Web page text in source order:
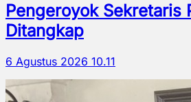
Pengeroyok Sekretaris
Ditangkap
6 Agustus 2026 10.11